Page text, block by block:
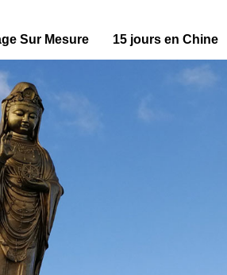
Sur Mesure 15 jours en Chine